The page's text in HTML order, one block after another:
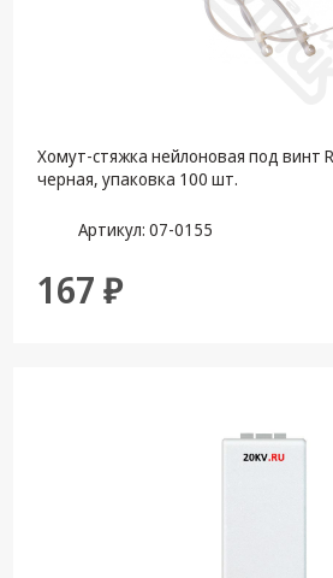
Хомут-стяжкa нейлоновая под винт
черная, упаковка 100 шт.
Артикул: 07-0155
167 ₽